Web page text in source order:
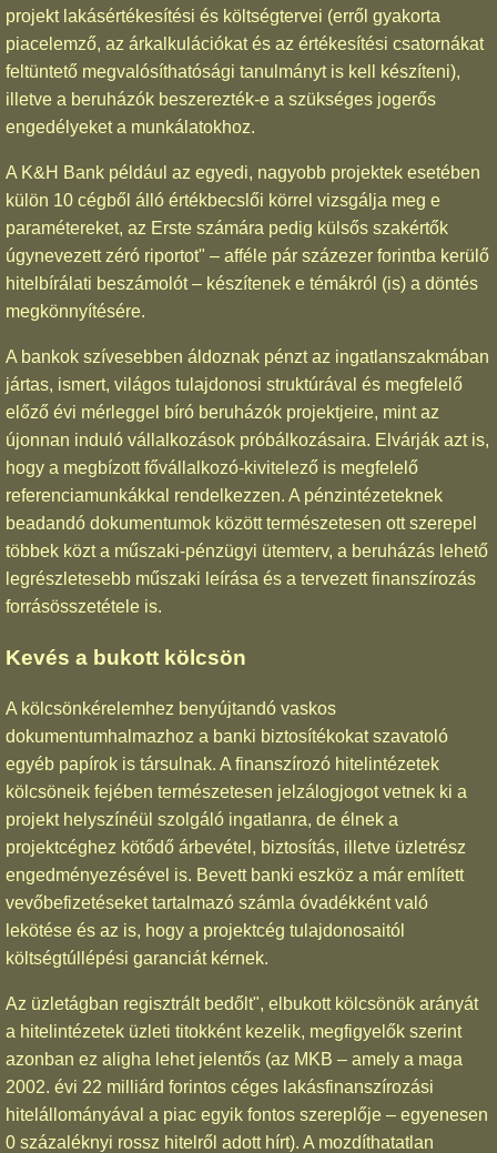
projekt lakásértékesítési és költségtervei (erről gyakorta
piacelemző, az árkalkulációkat és az értékesítési csatornákat
feltüntető megvalósíthatósági tanulmányt is kell készíteni),
illetve a beruházók beszerezték-e a szükséges jogerős
engedélyeket a munkálatokhoz.
A K&H Bank például az egyedi, nagyobb projektek esetében
külön 10 cégből álló értékbecslői körrel vizsgálja meg e
paramétereket, az Erste számára pedig külsős szakértők
úgynevezett zéró riportot" – afféle pár százezer forintba kerülő
hitelbírálati beszámolót – készítenek e témákról (is) a döntés
megkönnyítésére.
A bankok szívesebben áldoznak pénzt az ingatlanszakmában
jártas, ismert, világos tulajdonosi struktúrával és megfelelő
előző évi mérleggel bíró beruházók projektjeire, mint az
újonnan induló vállalkozások próbálkozásaira. Elvárják azt is,
hogy a megbízott fővállalkozó-kivitelező is megfelelő
referenciamunkákkal rendelkezzen. A pénzintézeteknek
beadandó dokumentumok között természetesen ott szerepel
többek közt a műszaki-pénzügyi ütemterv, a beruházás lehető
legrészletesebb műszaki leírása és a tervezett finanszírozás
forrásösszetétele is.
Kevés a bukott kölcsön
A kölcsönkérelemhez benyújtandó vaskos
dokumentumhalmazhoz a banki biztosítékokat szavatoló
egyéb papírok is társulnak. A finanszírozó hitelintézetek
kölcsöneik fejében természetesen jelzálogjogot vetnek ki a
projekt helyszínéül szolgáló ingatlanra, de élnek a
projektcéghez kötődő árbevétel, biztosítás, illetve üzletrész
engedményezésével is. Bevett banki eszköz a már említett
vevőbefizetéseket tartalmazó számla óvadékként való
lekötése és az is, hogy a projektcég tulajdonosaitól
költségtúllépési garanciát kérnek.
Az üzletágban regisztrált bedőlt", elbukott kölcsönök arányát
a hitelintézetek üzleti titokként kezelik, megfigyelők szerint
azonban ez aligha lehet jelentős (az MKB – amely a maga
2002. évi 22 milliárd forintos céges lakásfinanszírozási
hitelállományával a piac egyik fontos szereplője – egyenesen
0 százaléknyi rossz hitelről adott hírt). A mozdíthatatlan